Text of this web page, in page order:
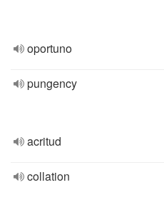
oportuno
pungency
acritud
collation